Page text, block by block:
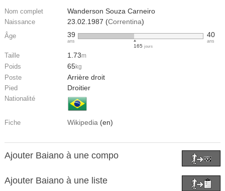
Nom complet Wanderson Souza Carneiro
Naissance 23.02.1987 (Correntina)
Âge 39
ans
165jours
40
ans
Taille 1.73m
Poids 65kg
Poste Arrière droit
Pied Droitier
Nationalité
Fiche Wikipedia (en)
Ajouter Baiano à une compo
Ajouter Baiano à une liste